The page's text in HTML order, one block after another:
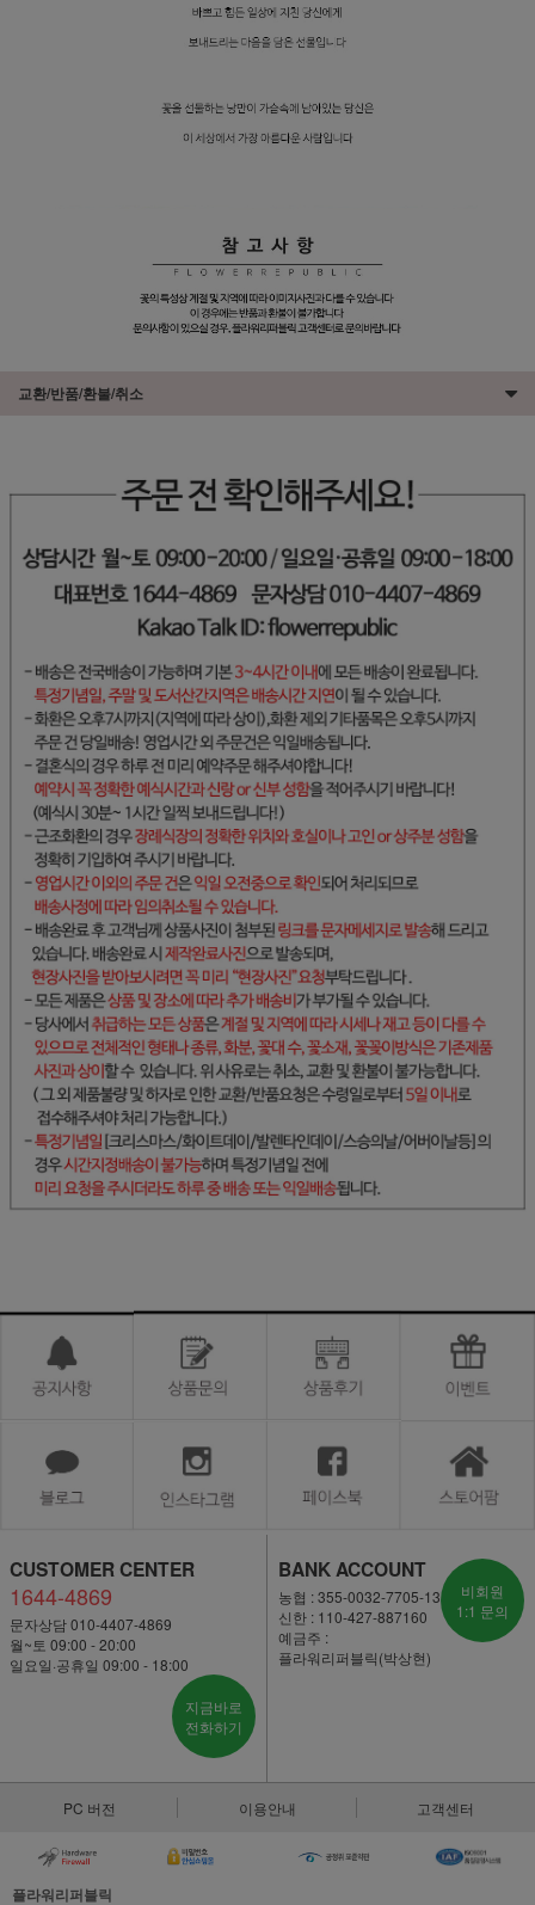
교환/반품/환불/취소
CUSTOMER CENTER
1644-4869
문자상담 010-4407-4869
월~토 09:00 - 20:00
일요일·공휴일 09:00 - 18:00
지금바로
전화하기
BANK ACCOUNT
농협 : 355-0032-7705-13
신한 : 110-427-887160
예금주 :
플라워리퍼블릭(박상현)
비회원
1:1 문의
PC 버전 이용안내 고객센터
플라워리퍼블릭